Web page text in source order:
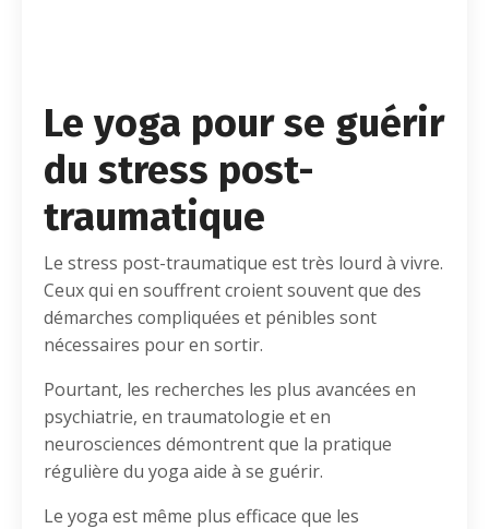
Le yoga pour se guérir
du stress post-
traumatique
Le stress post-traumatique est très lourd à vivre.
Ceux qui en souffrent croient souvent que des
démarches compliquées et pénibles sont
nécessaires pour en sortir.
Pourtant, les recherches les plus avancées en
psychiatrie, en traumatologie et en
neurosciences démontrent que la pratique
régulière du yoga aide à se guérir.
Le yoga est même plus efficace que les